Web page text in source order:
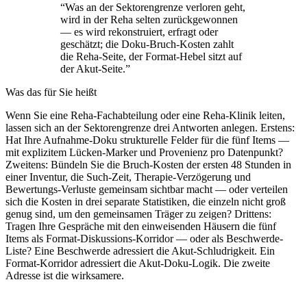
“Was an der Sektorengrenze verloren geht,
wird in der Reha selten zurückgewonnen
— es wird rekonstruiert, erfragt oder
geschätzt; die Doku-Bruch-Kosten zahlt
die Reha-Seite, der Format-Hebel sitzt auf
der Akut-Seite.”
Was das für Sie heißt
Wenn Sie eine Reha-Fachabteilung oder eine Reha-Klinik leiten,
lassen sich an der Sektorengrenze drei Antworten anlegen. Erstens:
Hat Ihre Aufnahme-Doku strukturelle Felder für die fünf Items —
mit explizitem Lücken-Marker und Provenienz pro Datenpunkt?
Zweitens: Bündeln Sie die Bruch-Kosten der ersten 48 Stunden in
einer Inventur, die Such-Zeit, Therapie-Verzögerung und
Bewertungs-Verluste gemeinsam sichtbar macht — oder verteilen
sich die Kosten in drei separate Statistiken, die einzeln nicht groß
genug sind, um den gemeinsamen Träger zu zeigen? Drittens:
Tragen Ihre Gespräche mit den einweisenden Häusern die fünf
Items als Format-Diskussions-Korridor — oder als Beschwerde-
Liste? Eine Beschwerde adressiert die Akut-Schludrigkeit. Ein
Format-Korridor adressiert die Akut-Doku-Logik. Die zweite
Adresse ist die wirksamere.